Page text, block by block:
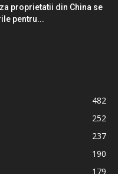
proprietatii din China se
pentru...
482
252
237
190
179